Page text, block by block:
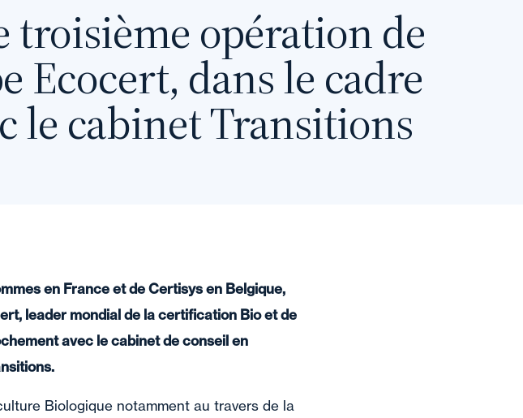
troisième opération de
Ecocert, dans le cadre
le cabinet Transitions
en France et de Certisys en Belgique,
leader mondial de la certification Bio et de
avec le cabinet de conseil en
Biologique notamment au travers de la